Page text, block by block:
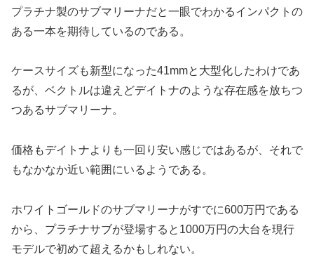
プラチナ製のサブマリーナだと一眼でわかるインパクトの
ある一本を期待しているのである。
ケースサイズも新型になった41mmと大型化したわけであ
るが、ベクトルは違えどデイトナのような存在感を放ちつ
つあるサブマリーナ。
価格もデイトナよりも一回り安い感じではあるが、それで
もなかなか近い範囲にいるようである。
ホワイトゴールドのサブマリーナがすでに600万円である
から、プラチナサブが登場すると1000万円の大台を現行
モデルで初めて超えるかもしれない。